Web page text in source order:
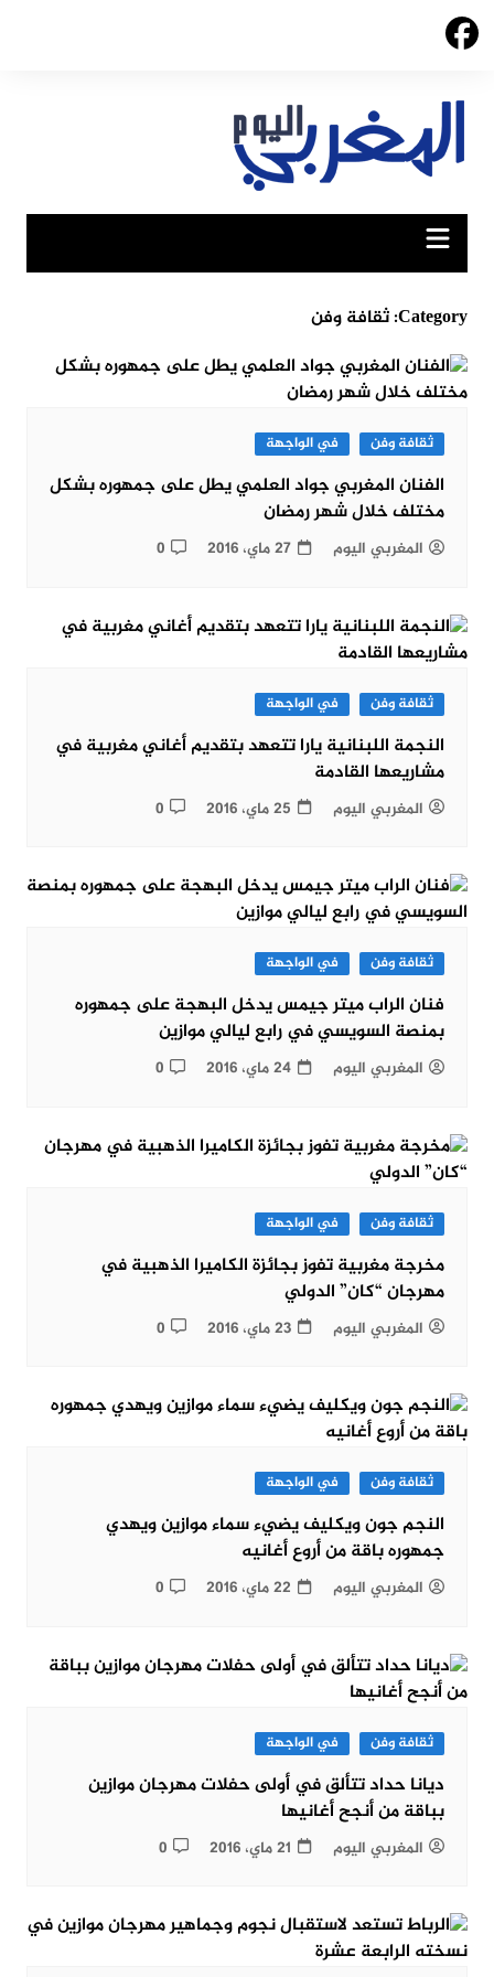
Skip
Category: ثقافة وفن
ثقافة وفن في الواجهة
الفنان المغربي جواد العلمي يطل على جمهوره بشكل
مختلف خلال شهر رمضان
المغربي اليوم 27 ماي، 2016 0
ثقافة وفن في الواجهة
النجمة اللبنانية يارا تتعهد بتقديم أغاني مغربية في
مشاريعها القادمة
المغربي اليوم 25 ماي، 2016 0
ثقافة وفن في الواجهة
فنان الراب ميتر جيمس يدخل البهجة على جمهوره
بمنصة السويسي في رابع ليالي موازين
المغربي اليوم 24 ماي، 2016 0
ثقافة وفن في الواجهة
مخرجة مغربية تفوز بجائزة الكاميرا الذهبية في
مهرجان “كان” الدولي
المغربي اليوم 23 ماي، 2016 0
ثقافة وفن في الواجهة
النجم جون ويكليف يضيء سماء موازين ويهدي
جمهوره باقة من أروع أغانيه
المغربي اليوم 22 ماي، 2016 0
ثقافة وفن في الواجهة
ديانا حداد تتألق في أولى حفلات مهرجان موازين
بباقة من أنجح أغانيها
المغربي اليوم 21 ماي، 2016 0